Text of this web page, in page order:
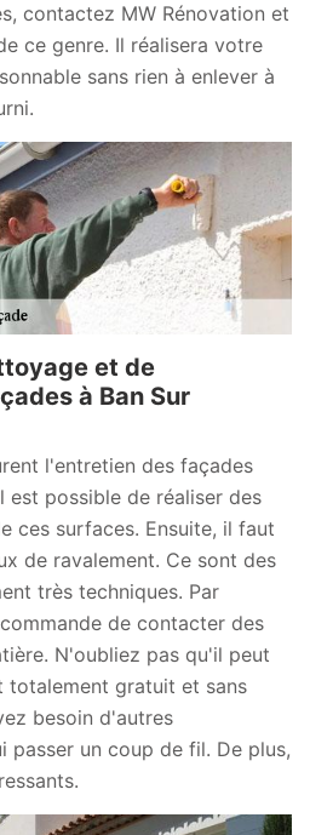
contactez MW Rénovation et
ce genre. Il réalisera votre
sans rien à enlever à
et de
à Ban Sur
l'entretien des façades
est possible de réaliser des
ces surfaces. Ensuite, il faut
de ravalement. Ce sont des
très techniques. Par
de contacter des
N'oubliez pas qu'il peut
totalement gratuit et sans
besoin d'autres
passer un coup de fil. De plus,